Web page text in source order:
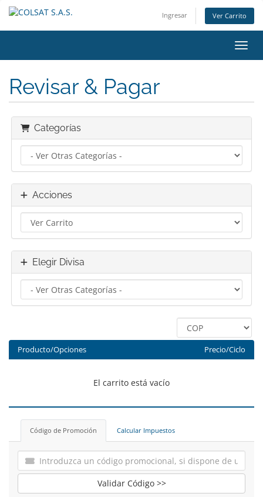
Ingresar Ver Carrito
Revisar & Pagar
Categorías
Acciones
Elegir Divisa
Producto/Opciones Precio/Ciclo
El carrito está vacío
Código de Promoción Calcular Impuestos
Validar Código >>